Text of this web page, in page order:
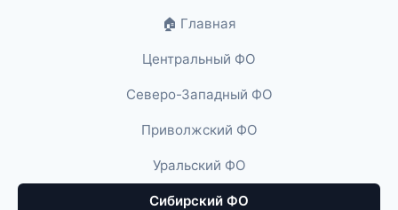
🏠 Главная
Центральный ФО
Северо-Западный ФО
Приволжский ФО
Уральский ФО
Сибирский ФО